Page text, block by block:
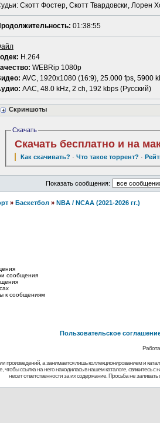
Скотт Фостер, Скотт Твардовски, Лорен
01:38:55
H.264
WEBRip 1080p
AVC, 1920x1080 (16:9), 25.000 fps, 5900
ААС, 48.0 kHz, 2 ch, 192 kbps (Русский)
Скриншоты
Скачать
Скачать бесплатно и на
Как скачивать? · Что такое торрент? ·
Показать сообщения:
» Баскетбол » NBA / NCAA (2021-2026 гг.)
сообщения
к сообщениям
Пользовательское
произведений, а занимается лишь коллекционированием и
чтобы ссылка на него находилась в нашем каталоге,
несет ответственности за их содержание. Просьба не